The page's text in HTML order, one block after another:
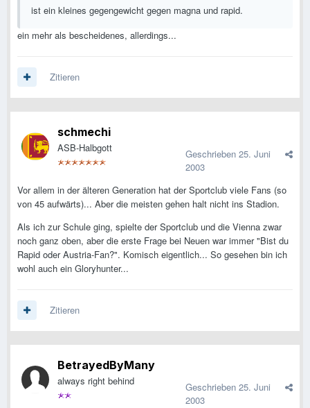
ist ein kleines gegengewicht gegen magna und rapid.
ein mehr als bescheidenes, allerdings...
Zitieren
schmechi
ASB-Halbgott Geschrieben 25. Juni
2003
Vor allem in der älteren Generation hat der Sportclub viele Fans (so
von 45 aufwärts)... Aber die meisten gehen halt nicht ins Stadion.
Als ich zur Schule ging, spielte der Sportclub und die Vienna zwar
noch ganz oben, aber die erste Frage bei Neuen war immer "Bist du
Rapid oder Austria-Fan?". Komisch eigentlich... So gesehen bin ich
wohl auch ein Gloryhunter...
Zitieren
BetrayedByMany
always right behind Geschrieben 25. Juni
2003